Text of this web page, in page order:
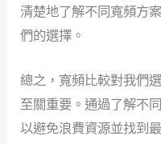
清楚地了解不同寬頻方
們的選擇。
總之，寬頻比較對我們
至關重要。通過了解不
以避免浪費資源並找到